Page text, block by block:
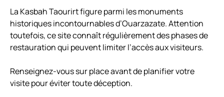
La Kasbah Taourirt figure parmi les monuments
historiques incontournables d’Ouarzazate. Attention
toutefois, ce site connaît régulièrement des phases de
restauration qui peuvent limiter l’accès aux visiteurs.
Renseignez-vous sur place avant de planifier votre
visite pour éviter toute déception.